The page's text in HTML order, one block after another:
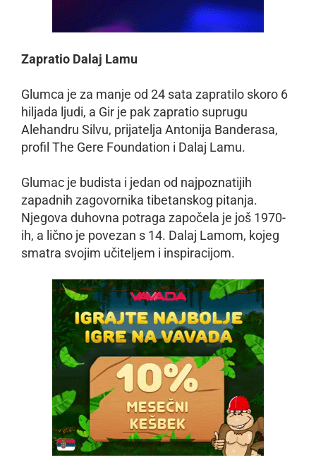
Zapratio Dalaj Lamu
Glumca je za manje od 24 sata zapratilo skoro 6
hiljada ljudi, a Gir je pak zapratio suprugu
Alehandru Silvu, prijatelja Antonija Banderasa,
profil The Gere Foundation i Dalaj Lamu.
Glumac je budista i jedan od najpoznatijih
zapadnih zagovornika tibetanskog pitanja.
Njegova duhovna potraga započela je još 1970-
ih, a lično je povezan s 14. Dalaj Lamom, kojeg
smatra svojim učiteljem i inspiracijom.